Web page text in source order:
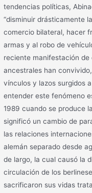
tendencias políticas,
“disminuir drásticamente
comercio bilateral, hacer
armas y al robo de
reciente manifestación de
ancestrales han
vínculos y lazos surgidos
entender este fenómeno
1989 cuando se produce
significó un cambio de
las relaciones
alemán separado desde
de largo, la cual causó la
circulación de los
sacrificaron sus vidas